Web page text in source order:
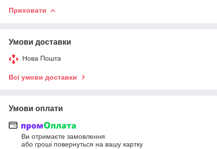
Приховати
Умови доставки
Нова Пошта
Всі умови доставки
Умови оплати
Ви отримаєте замовлення
або гроші повернуться на вашу картку